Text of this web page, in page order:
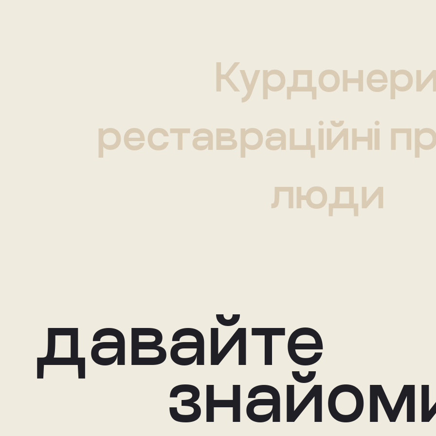
реставраційні
люди
давайте